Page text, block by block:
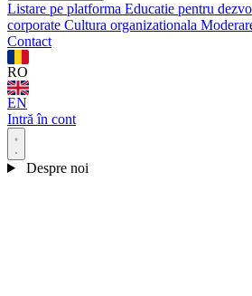
Listare pe platforma Educatie pentru
corporate Cultura organizationala
Contact
RO
EN
Intră în cont
Despre noi